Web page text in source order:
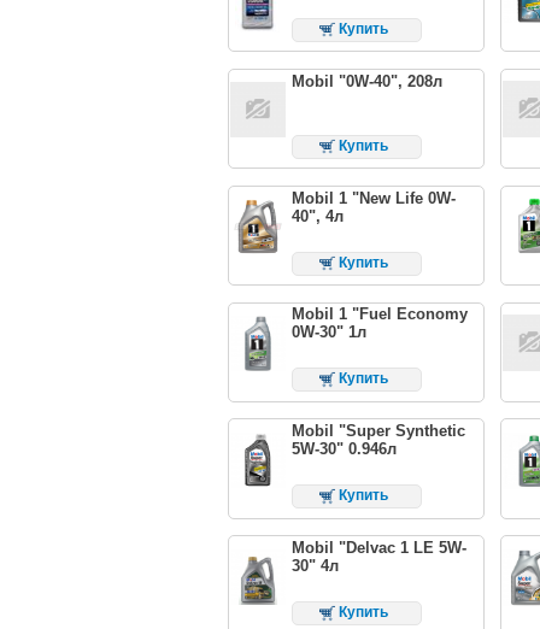
Купить
Mobil "0W-40", 208л
Купить
Mobil 1 "New Life 0W-
40", 4л
Купить
Mobil 1 "Fuel Economy
0W-30" 1л
Купить
Mobil "Super Synthetic
5W-30" 0.946л
Купить
Mobil "Delvac 1 LE 5W-
30" 4л
Купить